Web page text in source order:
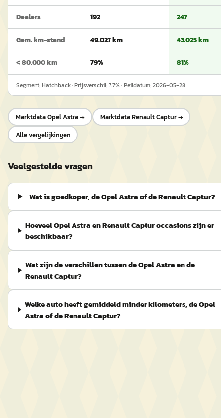
Dealers 192 247
Gem. km-stand 49.027 km 43.025 km
< 80.000 km 79% 81%
Segment:Hatchback· Prijsverschil:7.7% · Peildatum:2026-05-28
MarktdataOpel Astra→ MarktdataRenault Captur→
Alle vergelijkingen
Veelgestelde vragen
Wat is goedkoper, de Opel Astra of de Renault Captur?
Hoeveel Opel Astra en Renault Captur occasions zijn er
beschikbaar?
Wat zijn de verschillen tussen de Opel Astra en de
Renault Captur?
Welke auto heeft gemiddeld minder kilometers, de Opel
Astra of de Renault Captur?